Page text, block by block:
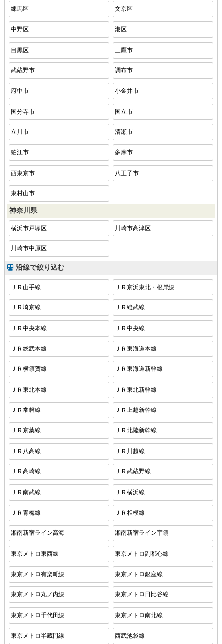
練馬区 文京区
中野区 港区
目黒区 三鷹市
武蔵野市 調布市
府中市 小金井市
国分寺市 国立市
立川市 清瀬市
狛江市 多摩市
西東京市 八王子市
東村山市
神奈川県
横浜市戸塚区 川崎市高津区
川崎市中原区
沿線で絞り込む
ＪＲ山手線 ＪＲ京浜東北・根岸線
ＪＲ埼京線 ＪＲ総武線
ＪＲ中央本線 ＪＲ中央線
ＪＲ総武本線 ＪＲ東海道本線
ＪＲ横須賀線 ＪＲ東海道新幹線
ＪＲ東北本線 ＪＲ東北新幹線
ＪＲ常磐線 ＪＲ上越新幹線
ＪＲ京葉線 ＪＲ北陸新幹線
ＪＲ八高線 ＪＲ川越線
ＪＲ高崎線 ＪＲ武蔵野線
ＪＲ南武線 ＪＲ横浜線
ＪＲ青梅線 ＪＲ相模線
湘南新宿ライン高海 湘南新宿ライン宇須
東京メトロ東西線 東京メトロ副都心線
東京メトロ有楽町線 東京メトロ銀座線
東京メトロ丸ノ内線 東京メトロ日比谷線
東京メトロ千代田線 東京メトロ南北線
東京メトロ半蔵門線 西武池袋線